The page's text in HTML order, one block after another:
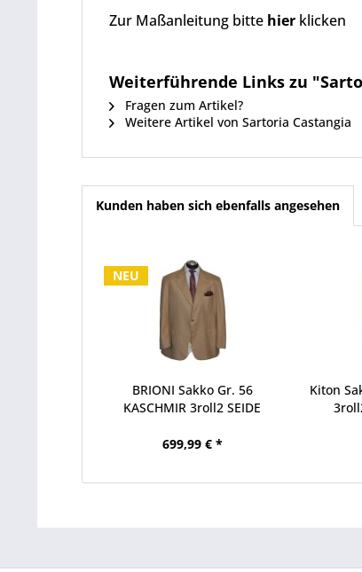
Zur Maßanleitung bitte hier klicken
Weiterführende Links zu
Fragen zum Artikel?
Weitere Artikel von Sartoria Castangia
Kunden haben sich ebenfalls angesehen
NEU
BRIONI Sakko Gr. 56
KASCHMIR 3roll2 SEIDE
699,99 € *
Kiton